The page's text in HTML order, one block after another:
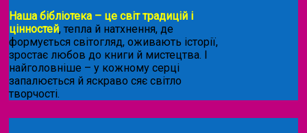
Наша бібліотека – це світ традицій і
цінностей, тепла й натхнення, де
формується світогляд, оживають історії,
зростає любов до книги й мистецтва. І
найголовніше – у кожному серці
запалюється й яскраво сяє світло
творчості.